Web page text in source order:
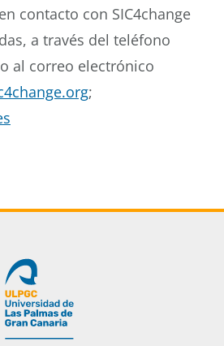
contacto con SIC4change
a través del teléfono
al correo electrónico
;